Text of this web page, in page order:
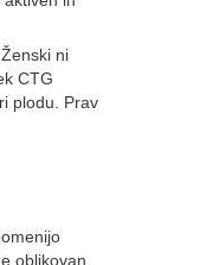
ni
CTG
plodu. Prav
oblikovan